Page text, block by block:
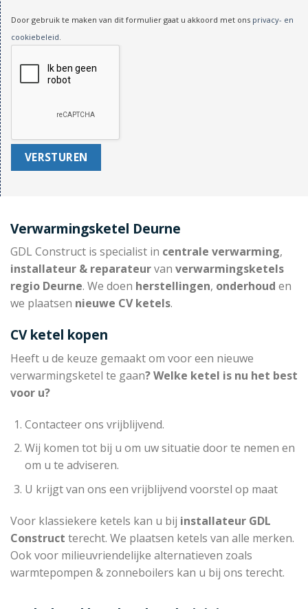
Door gebruik te maken van dit formulier gaat u akkoord met ons privacy- en
cookiebeleid.
Verwarmingsketel Deurne
GDL Construct is specialist in centrale verwarming,
installateur & reparateurvan verwarmingsketels
regio Deurne. We doen herstellingen, onderhoud en
we plaatsen nieuwe CV ketels.
CV ketel kopen
Heeft u de keuze gemaakt om voor een nieuwe
verwarmingsketel te gaan? Welke ketel is nu het best
voor u?
Contacteer ons vrijblijvend.
Wij komen tot bij u om uw situatie door te nemen en
om u te adviseren.
U krijgt van ons een vrijblijvend voorstel op maat
Voor klassiekere ketels kan u bij installateur GDL
Construct terecht. We plaatsen ketels van alle merken.
Ook voor milieuvriendelijke alternatieven zoals
warmtepompen & zonneboilers kan u bij ons terecht.